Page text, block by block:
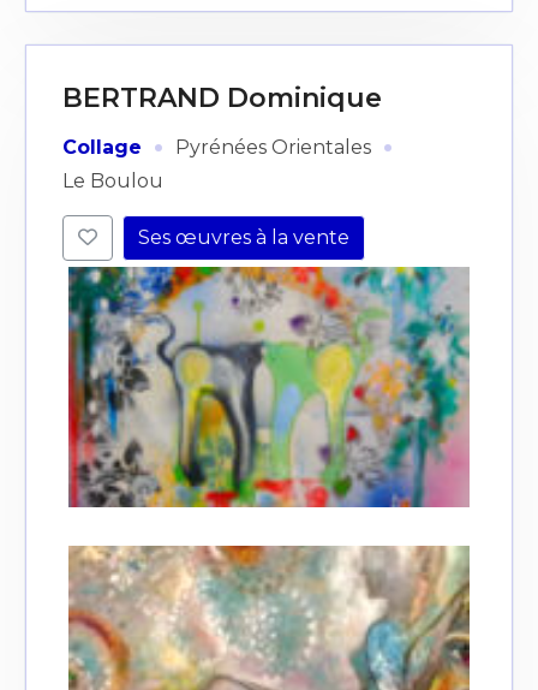
BERTRAND Dominique
Collage · Pyrénées Orientales ·
Le Boulou
Ses œuvres à la vente